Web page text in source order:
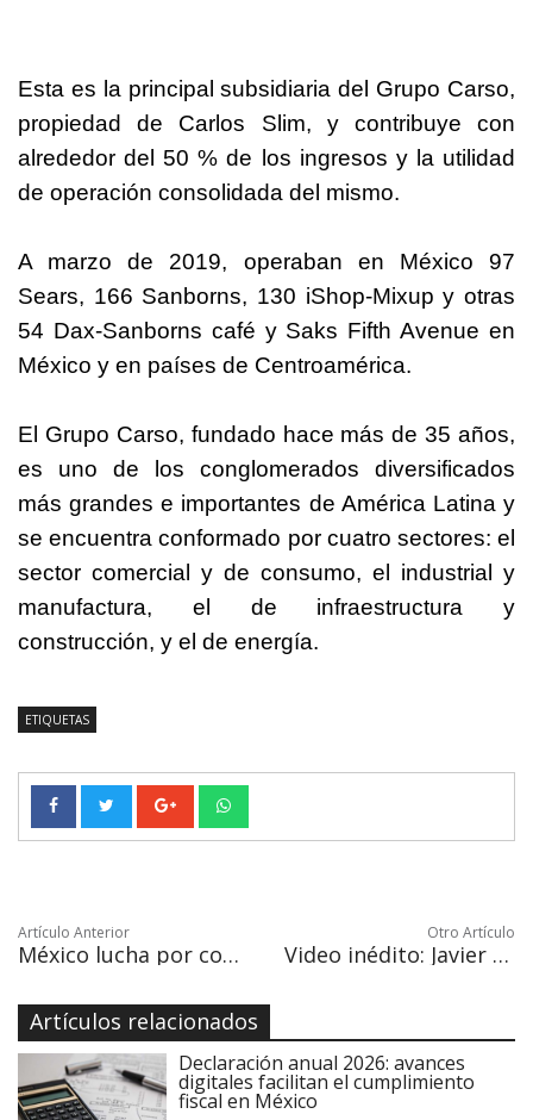
Esta es la principal subsidiaria del Grupo Carso,
propiedad de Carlos Slim, y contribuye con
alrededor del 50 % de los ingresos y la utilidad
de operación consolidada del mismo.
A marzo de 2019, operaban en México 97
Sears, 166 Sanborns, 130 iShop-Mixup y otras
54 Dax-Sanborns café y Saks Fifth Avenue en
México y en países de Centroamérica.
El Grupo Carso, fundado hace más de 35 años,
es uno de los conglomerados diversificados
más grandes e importantes de América Latina y
se encuentra conformado por cuatro sectores: el
sector comercial y de consumo, el industrial y
manufactura, el de infraestructura y
construcción, y el de energía.
ETIQUETAS
Artículo Anterior
México lucha por contener grave incendio en reserva de la biosfera Sian Ka'an
Otro Artículo
Video inédito: Javier Duarte dice que su captura fue un montaje del gobierno de Peña Nieto
Artículos relacionados
Declaración anual 2026: avances
digitales facilitan el cumplimiento
fiscal en México